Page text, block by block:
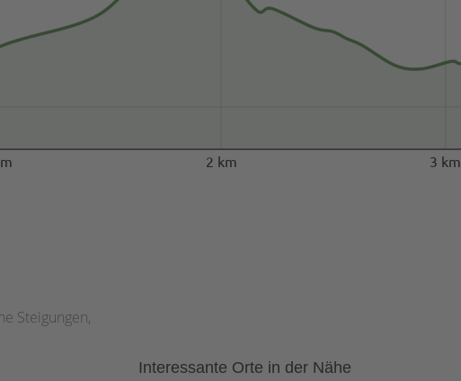
2 km 3 km
Steigungen,
Interessante Orte in der Nähe